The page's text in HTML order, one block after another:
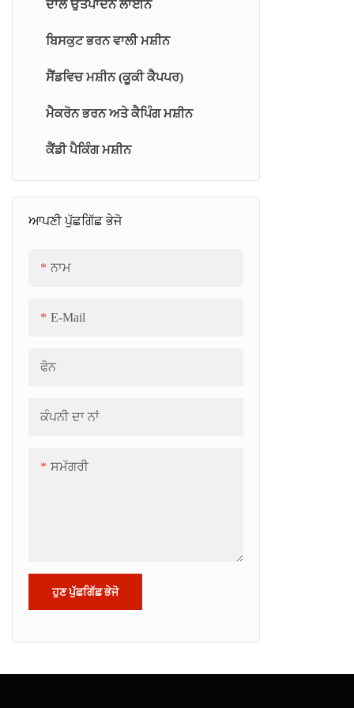
ਰੋਟਰ ਕੁੱਕਰ (RT)
ਥਿਨ ਫਿਲਮ ਕੁੱਕਰ (BM)
ਕੂਲਿੰਗ ਬੈਲਟ (SCB)
ਦਾਲ ਉਤਪਾਦਨ ਲਾਈਨ
ਬਿਸਕੁਟ ਭਰਨ ਵਾਲੀ ਮਸ਼ੀਨ
ਸੈਂਡਵਿਚ ਮਸ਼ੀਨ (ਕੂਕੀ ਕੈਪਪਰ)
ਮੈਕਰੋਨ ਭਰਨ ਅਤੇ ਕੈਪਿੰਗ ਮਸ਼ੀਨ
ਕੈਂਡੀ ਪੈਕਿੰਗ ਮਸ਼ੀਨ
ਆਪਣੀ ਪੁੱਛਗਿੱਛ ਭੇਜੋ
ਨਾਮ
E-Mail
ਫੋਨ
ਕੰਪਨੀ ਦਾ ਨਾਂ
ਸਮੱਗਰੀ
ਹੁਣ ਪੁੱਛਗਿੱਛ ਭੇਜੋ